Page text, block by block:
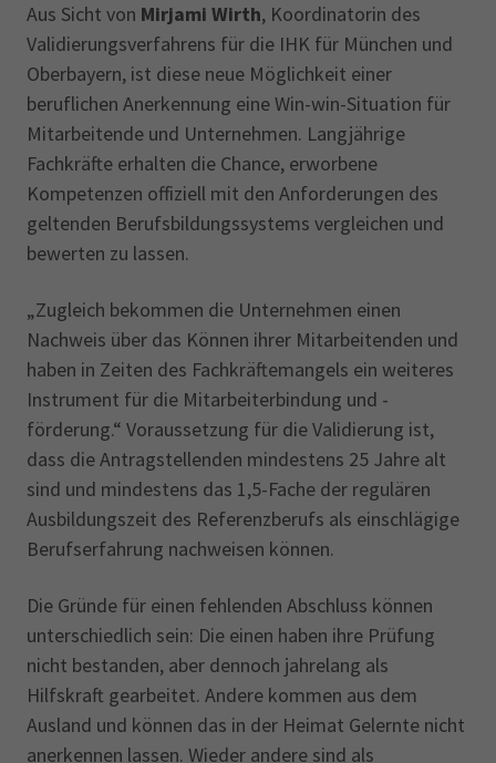
Aus Sicht von Mirjami Wirth, Koordinatorin des
Validierungsverfahrens für die IHK für München und
Oberbayern, ist diese neue Möglichkeit einer
beruflichen Anerkennung eine Win-win-Situation für
Mitarbeitende und Unternehmen. Langjährige
Fachkräfte erhalten die Chance, erworbene
Kompetenzen offiziell mit den Anforderungen des
geltenden Berufsbildungssystems vergleichen und
bewerten zu lassen.
„Zugleich bekommen die Unternehmen einen
Nachweis über das Können ihrer Mitarbeitenden und
haben in Zeiten des Fachkräftemangels ein weiteres
Instrument für die Mitarbeiterbindung und -
förderung.“ Voraussetzung für die Validierung ist,
dass die Antragstellenden mindestens 25 Jahre alt
sind und mindestens das 1,5-Fache der regulären
Ausbildungszeit des Referenzberufs als einschlägige
Berufserfahrung nachweisen können.
Die Gründe für einen fehlenden Abschluss können
unterschiedlich sein: Die einen haben ihre Prüfung
nicht bestanden, aber dennoch jahrelang als
Hilfskraft gearbeitet. Andere kommen aus dem
Ausland und können das in der Heimat Gelernte nicht
anerkennen lassen. Wieder andere sind als